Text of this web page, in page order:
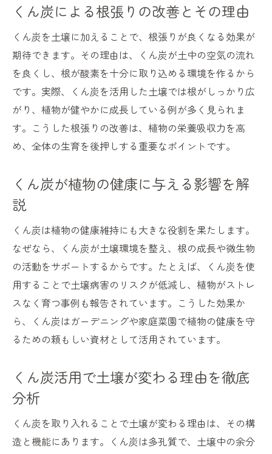
くん炭を家庭で安全に利用する方法
くん炭で土壌を健康に保つ方法
くん炭利用で土壌環境を整えるポイント
くん炭が土壌の健康維持に役立つ理由
くん炭を活かした土壌改善の実践法
くん炭で土壌の微生物環境を向上させる
くん炭活用による持続可能な土づくり術
くん炭で植物が元気になる理由
くん炭利用で植物の活力が増す仕組み
くん炭が根張りと生育を支える理由
くん炭の効果で植物が健やかに育つ秘訣
くん炭がもたらす植物への具体的な恩恵
くん炭を使った元気な植物づくりのコツ
くん炭による根張りの改善とその理由
くん炭を土壌に加えることで、根張りが良くなる効果が
期待できます。その理由は、くん炭が土中の空気の流れ
を良くし、根が酸素を十分に取り込める環境を作るから
です。実際、くん炭を活用した土壌では根がしっかり広
がり、植物が健やかに成長している例が多く見られま
す。こうした根張りの改善は、植物の栄養吸収力を高
め、全体の生育を後押しする重要なポイントです。
くん炭が植物の健康に与える影響を解
説
くん炭は植物の健康維持にも大きな役割を果たします。
なぜなら、くん炭が土壌環境を整え、根の成長や微生物
の活動をサポートするからです。たとえば、くん炭を使
用することで土壌病害のリスクが低減し、植物がストレ
スなく育つ事例も報告されています。こうした効果か
ら、くん炭はガーデニングや家庭菜園で植物の健康を守
るための頼もしい資材として活用されています。
くん炭活用で土壌が変わる理由を徹底
分析
くん炭を取り入れることで土壌が変わる理由は、その構
造と機能にあります。くん炭は多孔質で、土壌中の余分